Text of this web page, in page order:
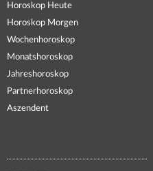
Horoskop Heute
Horoskop Morgen
Wochenhoroskop
Monatshoroskop
Jahreshoroskop
Partnerhoroskop
Aszendent